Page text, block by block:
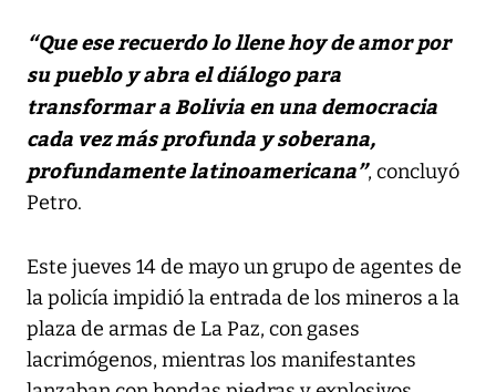
“Que ese recuerdo lo llene hoy de amor por
su pueblo y abra el diálogo para
transformar a Bolivia en una democracia
cada vez más profunda y soberana,
profundamente latinoamericana”, concluyó
Petro.
Este jueves 14 de mayo un grupo de agentes de
la policía impidió la entrada de los mineros a la
plaza de armas de La Paz, con gases
lacrimógenos, mientras los manifestantes